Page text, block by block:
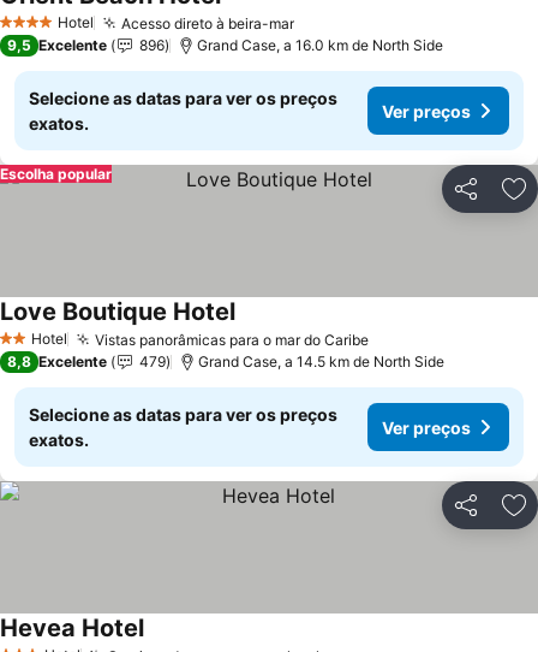
4 EstrelasHotel Acesso direto à beira-marVer preços
Ver preços
9,5 Excelente 896 Grand Case, a 16.0 km de North Side
Selecione as datas para ver os preços
exatos.
Ver preços
Partilhar
Escolha popular
2 Estrelas
Hotel Vistas panorâmicas para o mar do CaribeVer preços
Love Boutique HotelVer preços
8,8 Excelente 479 Grand Case, a 14.5 km de North Side
Selecione as datas para ver os preços
exatos.
Ver preços
Partilhar
Hevea HotelVer preços